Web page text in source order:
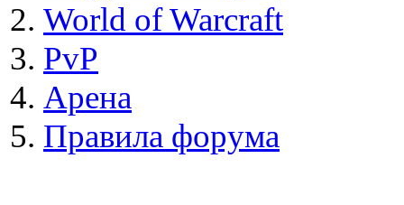
World of Warcraft
PvP
Арена
Правила форума